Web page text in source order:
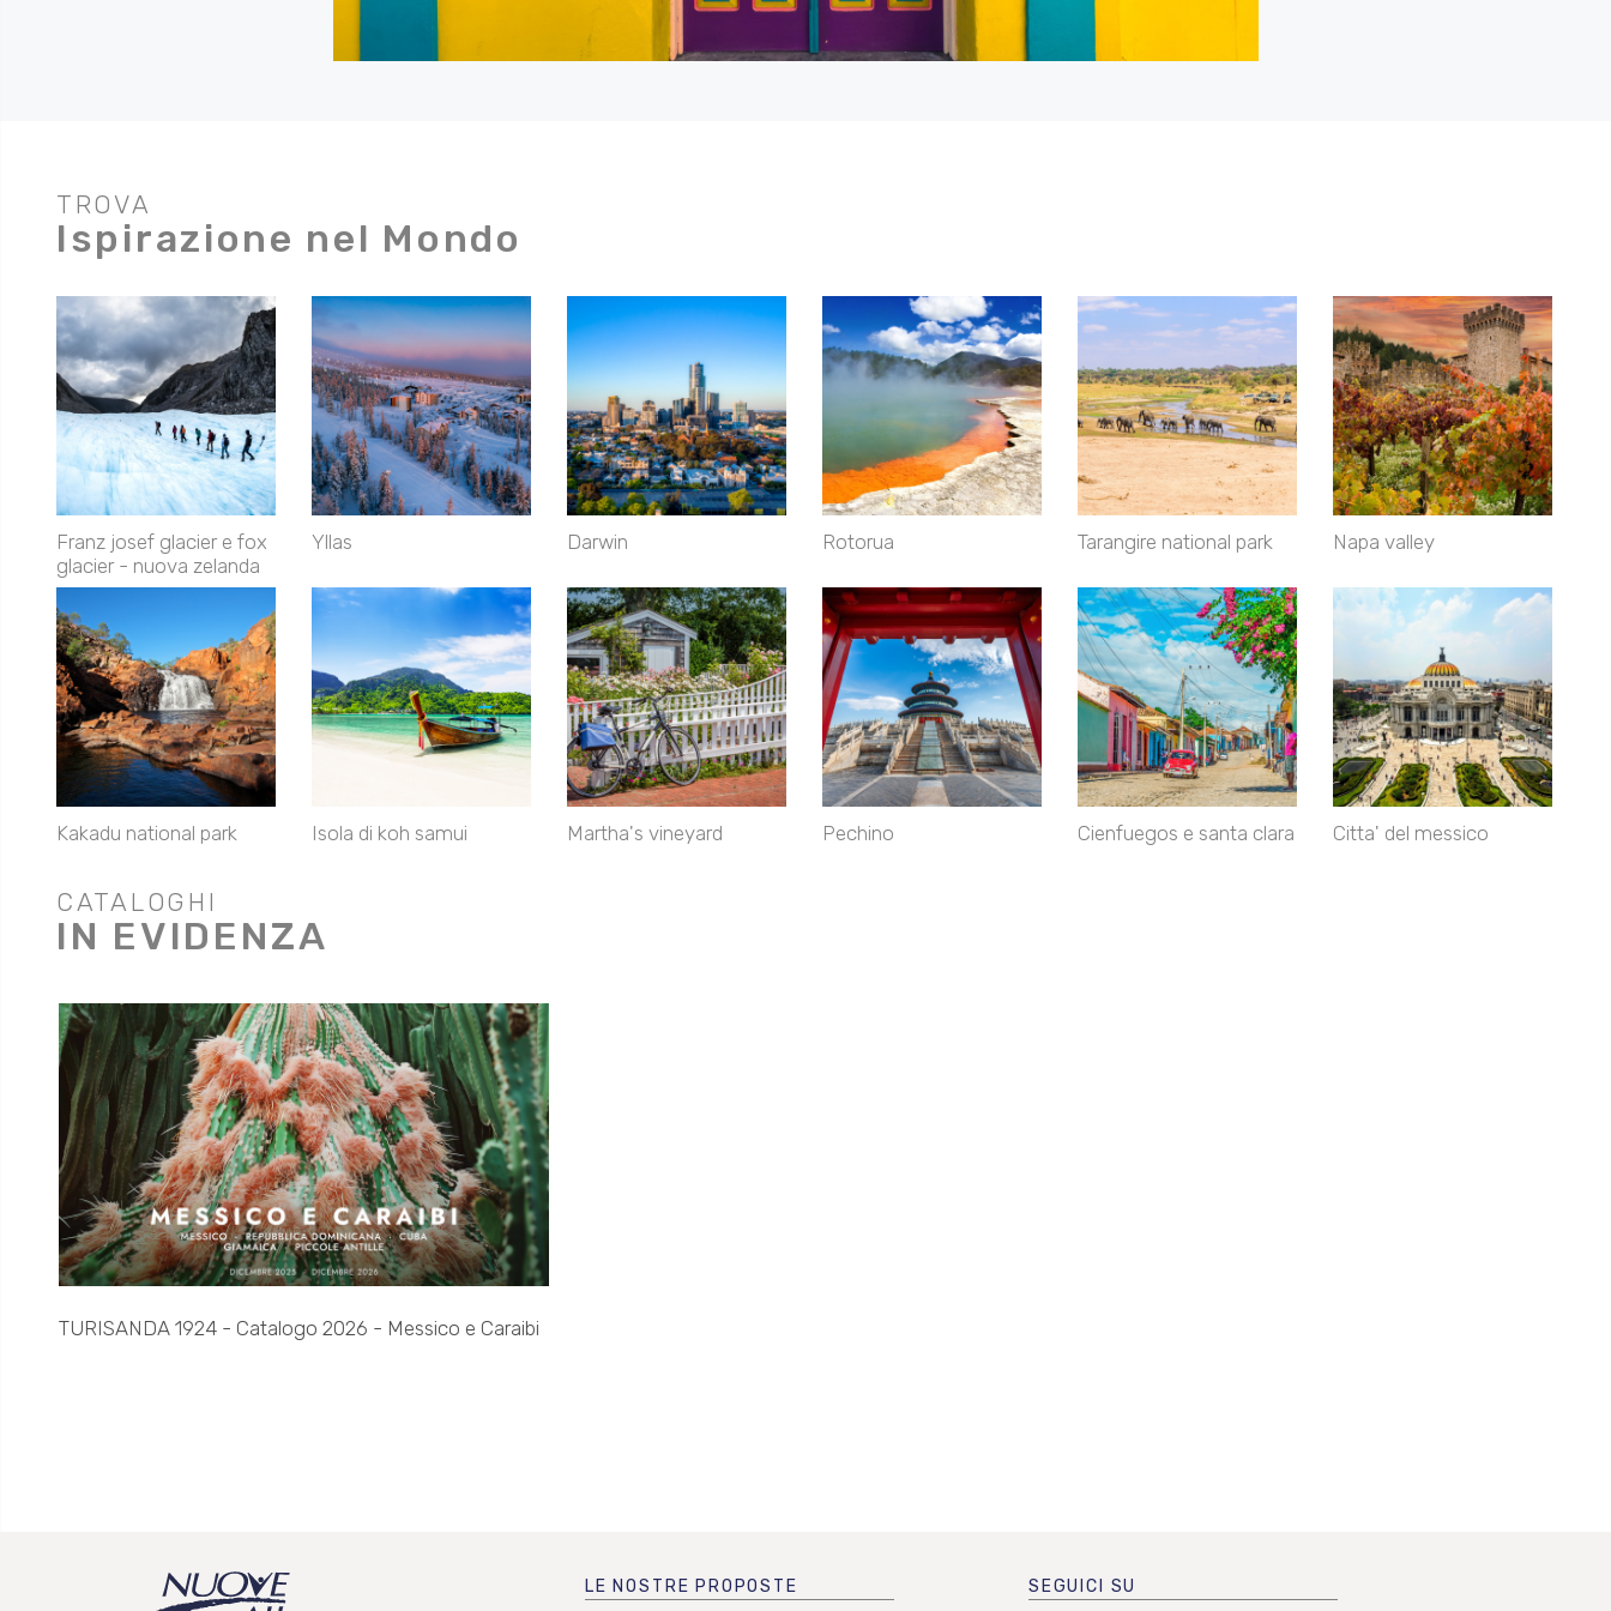
TROVA
Ispirazione nel Mondo
Franz josef glacier e fox
glacier - nuova zelanda
Kakadu national park
Yllas
Isola di koh samui
Darwin
Martha's vineyard
Rotorua
Pechino
Tarangire national park
Cienfuegos e santa clara
Napa valley
Citta' del messico
CATALOGHI
IN EVIDENZA
TURISANDA 1924 - Catalogo 2026 - Messico e Caraibi
LE NOSTRE PROPOSTE SEGUICI SU